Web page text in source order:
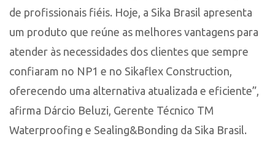
de profissionais fiéis. Hoje, a Sika Brasil apresenta
um produto que reúne as melhores vantagens para
atender às necessidades dos clientes que sempre
confiaram no NP1 e no Sikaflex Construction,
oferecendo uma alternativa atualizada e eficiente”,
afirma Dárcio Beluzi, Gerente Técnico TM
Waterproofing e Sealing&Bonding da Sika Brasil.